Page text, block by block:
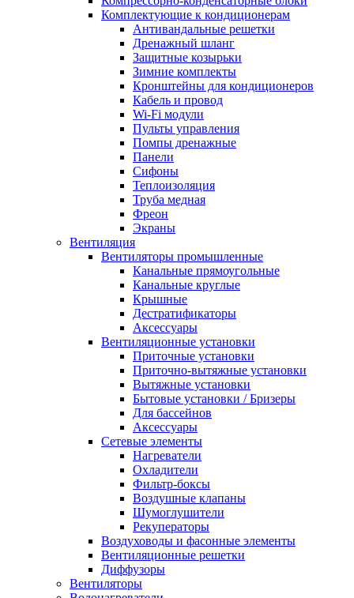
Комплектующие к кондиционерам
Антивандальные решетки
Дренажный шланг
Защитные козырьки
Зимние комплекты
Кронштейны для кондиционеров
Кабель и провод
Wi-Fi модули
Пульты управления
Помпы дренажные
Панели
Сифоны
Теплоизоляция
Труба медная
Фреон
Экраны
Вентиляция
Вентиляторы промышленные
Канальные прямоугольные
Канальные круглые
Крышные
Дестратификаторы
Аксессуары
Вентиляционные установки
Приточные установки
Приточно-вытяжные установки
Вытяжные установки
Бытовые установки / Бризеры
Для бассейнов
Аксессуары
Сетевые элементы
Нагреватели
Охладители
Фильтр-боксы
Воздушные клапаны
Шумоглушители
Рекуператоры
Воздуховоды и фасонные элементы
Вентиляционные решетки
Диффузоры
Вентиляторы